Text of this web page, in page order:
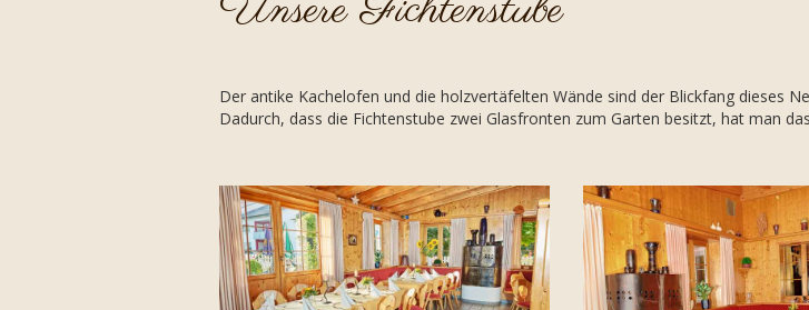
Der antike Kachelofen und die holzvertäfelten Wände sind der Blickfang dieses
Dadurch, dass die Fichtenstube zwei Glasfronten zum Garten besitzt, hat man